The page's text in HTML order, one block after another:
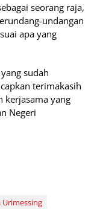
seorang raja,
undangan
apa yang
sudah
terimakasih
kerjasama yang
Negeri
Urimessing